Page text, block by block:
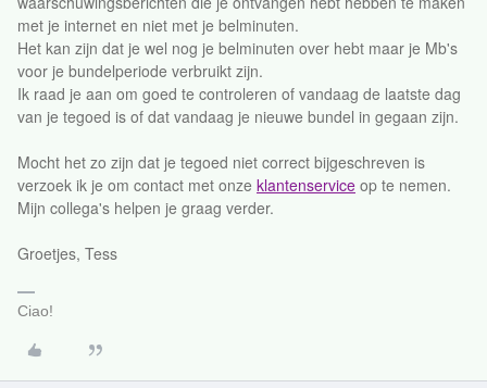
met je internet en niet met je belminuten.
Het kan zijn dat je wel nog je belminuten over hebt maar je Mb's
voor je bundelperiode verbruikt zijn.
Ik raad je aan om goed te controleren of vandaag de laatste dag
van je tegoed is of dat vandaag je nieuwe bundel in gegaan zijn.
Mocht het zo zijn dat je tegoed niet correct bijgeschreven is
verzoek ik je om contact met onze klantenservice op te nemen.
Mijn collega's helpen je graag verder.
Groetjes, Tess
Ciao!